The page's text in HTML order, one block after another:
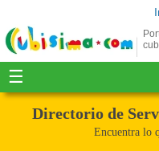
☰
Directorio de
Encuentra lo